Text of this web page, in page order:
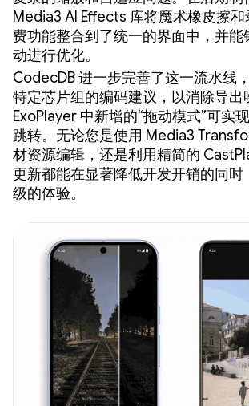
Media3 AI Effects 库将魔术橡皮擦
费功能整合到了统一的界面中，并能
动进行优化。
CodecDB 进一步完善了这一流水线
特定芯片组的编码建议，以消除导出
ExoPlayer 中新增的“拖动模式”可实
跳转。无论您是使用 Media3
材资源编辑，还是利用精简的
更新都能在显著降低开发开销的同时
级的体验。